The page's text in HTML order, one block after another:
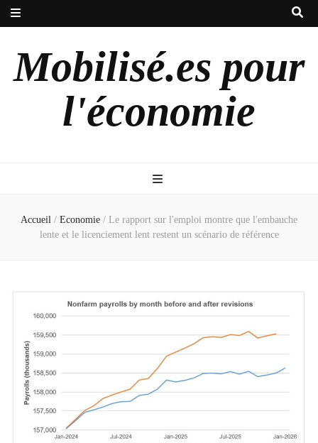
Mobilisé.es pour
l'économie
Accueil / Economie / Le rapport sur l'emploi montre que l'embauche
lente et le licenciement lent restent un scénario de référence